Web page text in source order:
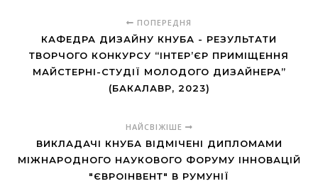
ПОПЕРЕДНЯ
КАФЕДРА ДИЗАЙНУ КНУБА - РЕЗУЛЬТАТИ
ТВОРЧОГО КОНКУРСУ “ІНТЕР’ЄР ПРИМІЩЕННЯ
МАЙСТЕРНІ-СТУДІЇ МОЛОДОГО ДИЗАЙНЕРА”
(БАКАЛАВР, 2023)
НАЙСВІЖІШЕ
ВИКЛАДАЧІ КНУБА ВІДМІЧЕНІ ДИПЛОМАМИ
МІЖНАРОДНОГО НАУКОВОГО ФОРУМУ ІННОВАЦІЙ
"ЄВРОІНВЕНТ" В РУМУНІЇ